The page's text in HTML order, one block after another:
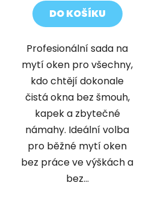
DO KOŠÍKU
Profesionální sada na
mytí oken pro všechny,
kdo chtějí dokonale
čistá okna bez šmouh,
kapek a zbytečné
námahy. Ideální volba
pro běžné mytí oken
bez práce ve výškách a
bez...